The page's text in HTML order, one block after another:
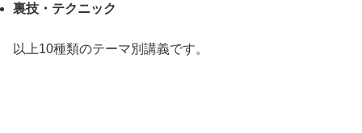
裏技・テクニック
以上10種類のテーマ別講義です。